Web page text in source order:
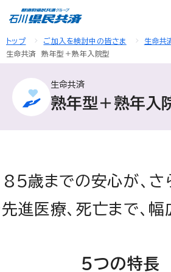
トップ ご加入を検討中の皆さま
生命共
生命共済 熟年型＋熟年入院型
生命共済
熟年型＋熟年入
85歳までの安心が、さ
進医療、死亡まで、
５つの特長